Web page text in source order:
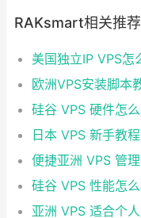
RAKsmart相关推荐